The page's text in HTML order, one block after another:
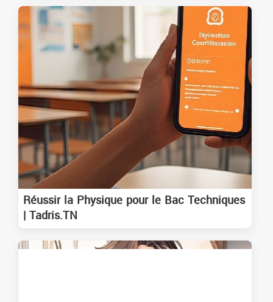
Réussir la Physique pour le Bac Techniques
| Tadris.TN